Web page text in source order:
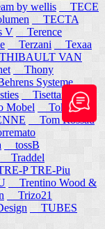
by wellis
TECE
TECTA
V
Terence
Terzani
Texaa
VAN
Thony
Systeme
Tisettanta
Mobel
Token
Tom Rossau
tossB
Traddel
P TRE-Piu
Trentino Wood &
Trizo21
TUBES